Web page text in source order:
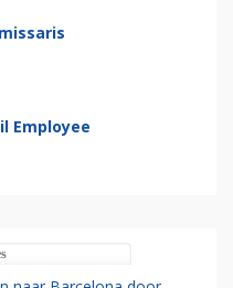
Employee